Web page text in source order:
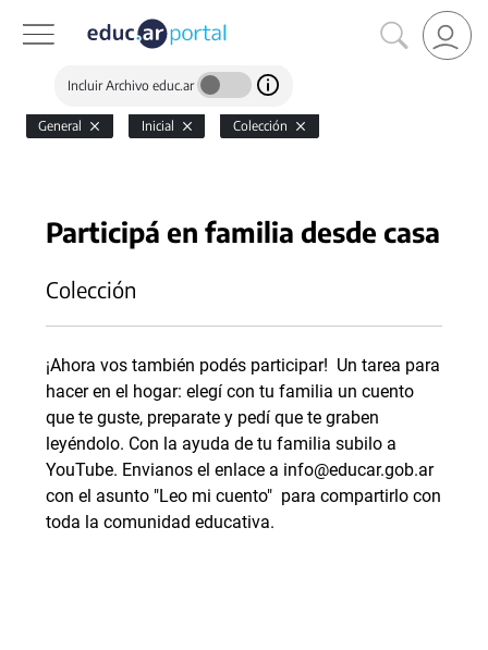
Incluir Archivo educ.ar
General Inicial Colección
Participá en familia desde casa
Colección
¡Ahora vos también podés participar! Un tarea para
hacer en el hogar: elegí con tu familia un cuento
que te guste, preparate y pedí que te graben
leyéndolo. Con la ayuda de tu familia subilo a
YouTube. Envianos el enlace a info@educar.gob.ar
con el asunto "Leo mi cuento" para compartirlo con
toda la comunidad educativa.